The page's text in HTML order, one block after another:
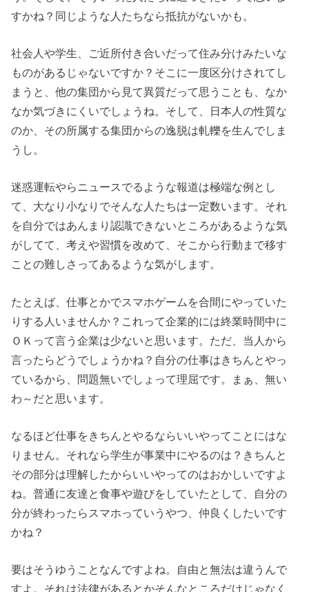
すかね？同じような人たちなら抵抗がないかも。
社会人や学生、ご近所付き合いだって住み分けみたいな
ものがあるじゃないですか？そこに一度区分けされてし
まうと、他の集団から見て異質だって思うことも、なか
なか気づきにくいでしょうね。そして、日本人の性質な
のか、その所属する集団からの逸脱は軋轢を生んでしま
うし。
迷惑運転やらニュースでるような報道は極端な例とし
て、大なり小なりでそんな人たちは一定数います。それ
を自分ではあんまり認識できないところがあるような気
がしてて、考えや習慣を改めて、そこから行動まで移す
ことの難しさってあるような気がします。
たとえば、仕事とかでスマホゲームを合間にやっていた
りする人いませんか？これって企業的には終業時間中に
ＯＫって言う企業は少ないと思います。ただ、当人から
言ったらどうでしょうかね？自分の仕事はきちんとやっ
ているから、問題無いでしょって理屈です。まぁ、無い
わ～だと思います。
なるほど仕事をきちんとやるならいいやってことにはな
りません。それなら学生が事業中にやるのは？きちんと
その部分は理解したからいいやってのはおかしいですよ
ね。普通に友達と食事や遊びをしていたとして、自分の
分が終わったらスマホっていうやつ、仲良くしたいです
かね？
要はそうゆうことなんですよね。自由と無法は違うんで
すよ。それは法律があるとかそんなところだけじゃなく